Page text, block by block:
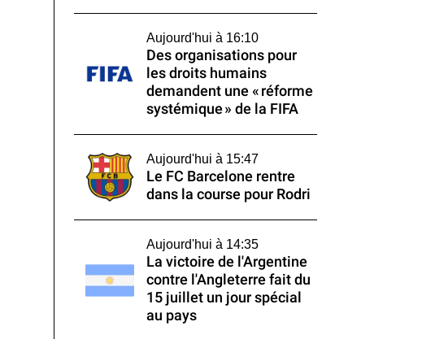
Aujourd'hui à 16:10
Des organisations pour
les droits humains
demandent une « réforme
systémique » de la FIFA
Aujourd'hui à 15:47
Le FC Barcelone rentre
dans la course pour Rodri
Aujourd'hui à 14:35
La victoire de l'Argentine
contre l'Angleterre fait du
15 juillet un jour spécial
au pays